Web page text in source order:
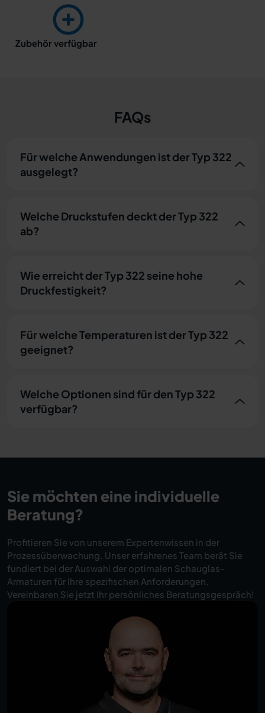
Zubehör verfügbar
FAQs
Für welche Anwendungen ist der Typ 322
ausgelegt?
Welche Druckstufen deckt der Typ 322
ab?
Wie erreicht der Typ 322 seine hohe
Druckfestigkeit?
Für welche Temperaturen ist der Typ 322
geeignet?
Welche Optionen sind für den Typ 322
verfügbar?
Sie möchten eine individuelle
Beratung?
Profitieren Sie von unserem Expertenwissen in der
Prozessüberwachung. Unser erfahrenes Team berät Sie
fundiert bei der Auswahl der optimalen Schauglas-
Armaturen für Ihre spezifischen Anforderungen.
Vereinbaren Sie jetzt Ihr persönliches Beratungsgespräch!